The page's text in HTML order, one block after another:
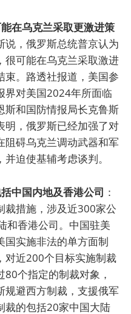
在乌克兰采取更激进策
说，俄罗斯总统普京认为
很可能在乌克兰采取激进
束。路透社报道，美国参
界对美国2024年所面临
斯和国防情报局长克鲁斯
明，俄罗斯已经加强了对
阻碍乌克兰调动武器和军
迫使基辅考虑谈判。
中国内地及香港公司 ：
裁措施，涉及近300家公
和香港公司。中国驻美
国实施非法的单方面制
对近200个目标实施制裁
个指定的制裁对象，
规避西方制裁，支援俄军
裁的包括20家中国大陆